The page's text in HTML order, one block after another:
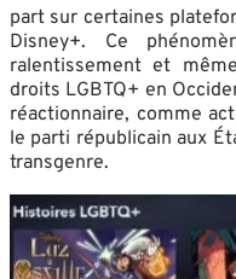
part sur certaines
Disney+. Ce
ralentissement et
droits LGBTQ+ en
réactionnaire, comme
le parti républicain aux
transgenre.